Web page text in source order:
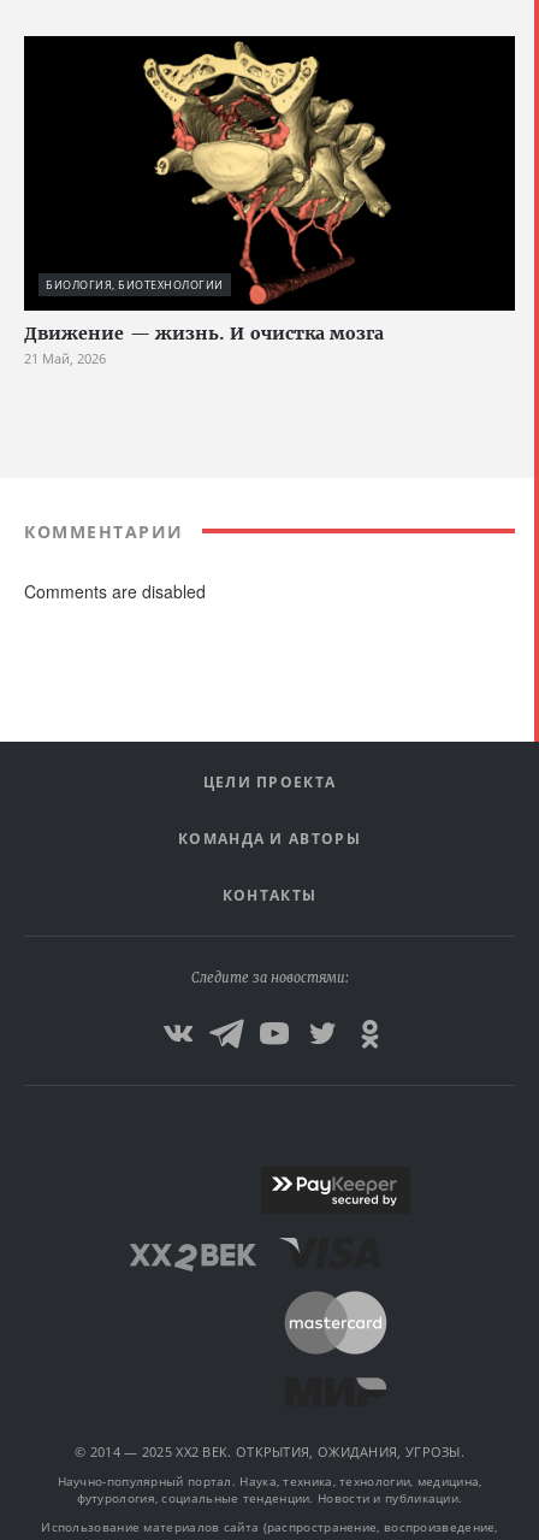
БИОЛОГИЯ, БИОТЕХНОЛОГИИ
Движение — жизнь. И очистка мозга
21 Май, 2026
КОММЕНТАРИИ
Comments are disabled
ЦЕЛИ ПРОЕКТА
КОМАНДА И АВТОРЫ
КОНТАКТЫ
Следите за новостями:
© 2014 — 2025 XX2 ВЕК. ОТКРЫТИЯ, ОЖИДАНИЯ, УГРОЗЫ.
Научно-популярный портал. Наука, техника, технологии, медицина,
футурология, социальные тенденции. Новости и публикации.
Использование материалов сайта (распространение, воспроизведение,